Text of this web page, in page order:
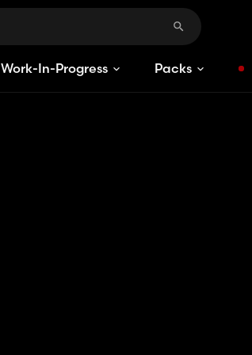
Work-In-Progress Packs